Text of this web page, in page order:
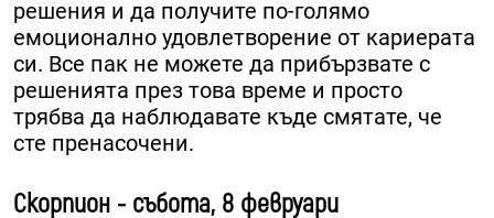
решения и да получите по-голямо
емоционално удовлетворение от кариерата
си. Все пак не можете да прибързвате с
решенията през това време и просто
трябва да наблюдавате къде смятате, че
сте пренасочени.
Скорпион - събота, 8 февруари